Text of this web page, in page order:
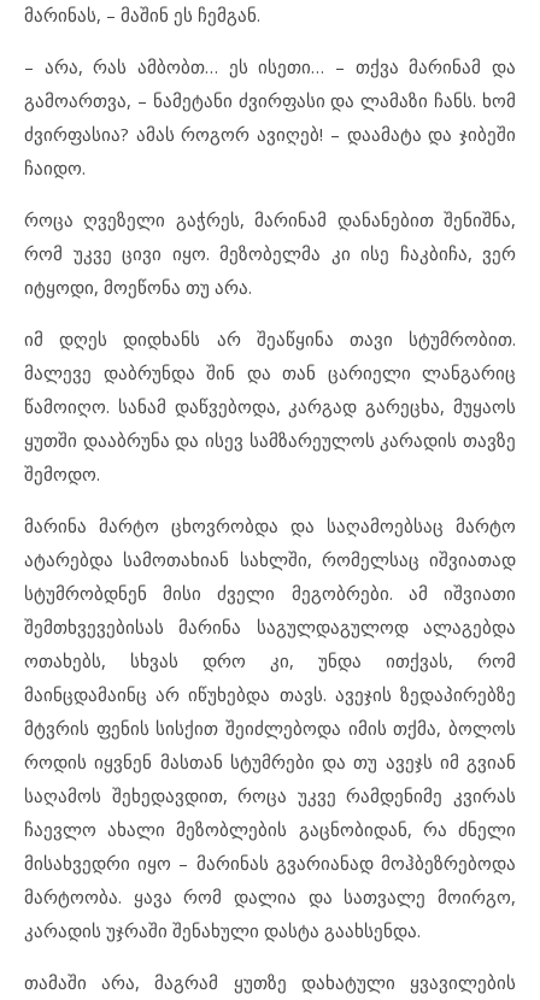
მარინას, – მაშინ ეს ჩემგან.
– არა, რას ამბობთ… ეს ისეთი… – თქვა მარინამ და
გამოართვა, – ნამეტანი ძვირფასი და ლამაზი ჩანს. ხომ
ძვირფასია? ამას როგორ ავიღებ! – დაამატა და ჯიბეში
ჩაიდო.
როცა ღვეზელი გაჭრეს, მარინამ დანანებით შენიშნა,
რომ უკვე ცივი იყო. მეზობელმა კი ისე ჩაკბიჩა, ვერ
იტყოდი, მოეწონა თუ არა.
იმ დღეს დიდხანს არ შეაწყინა თავი სტუმრობით.
მალევე დაბრუნდა შინ და თან ცარიელი ლანგარიც
წამოიღო. სანამ დაწვებოდა, კარგად გარეცხა, მუყაოს
ყუთში დააბრუნა და ისევ სამზარეულოს კარადის თავზე
შემოდო.
მარინა მარტო ცხოვრობდა და საღამოებსაც მარტო
ატარებდა სამოთახიან სახლში, რომელსაც იშვიათად
სტუმრობდნენ მისი ძველი მეგობრები. ამ იშვიათი
შემთხვევებისას მარინა საგულდაგულოდ ალაგებდა
ოთახებს, სხვას დრო კი, უნდა ითქვას, რომ
მაინცდამაინც არ იწუხებდა თავს. ავეჯის ზედაპირებზე
მტვრის ფენის სისქით შეიძლებოდა იმის თქმა, ბოლოს
როდის იყვნენ მასთან სტუმრები და თუ ავეჯს იმ გვიან
საღამოს შეხედავდით, როცა უკვე რამდენიმე კვირას
ჩაევლო ახალი მეზობლების გაცნობიდან, რა ძნელი
მისახვედრი იყო – მარინას გვარიანად მოჰბეზრებოდა
მარტოობა. ყავა რომ დალია და სათვალე მოირგო,
კარადის უჯრაში შენახული დასტა გაახსენდა.
თამაში არა, მაგრამ ყუთზე დახატული ყვავილების